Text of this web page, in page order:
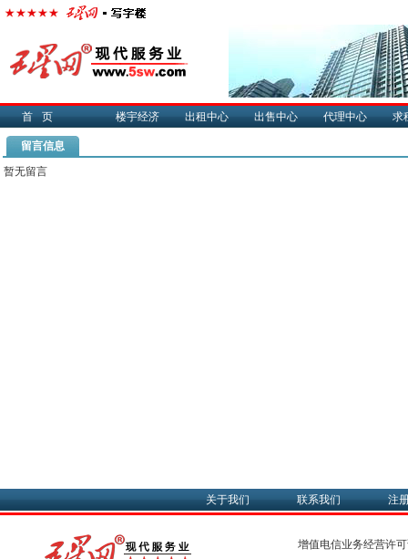
首页 楼宇经济 出租中心 出售中心 代理中心 求
留言信息
暂无留言
关于我们 联系我们 注
增值电信业务经营许